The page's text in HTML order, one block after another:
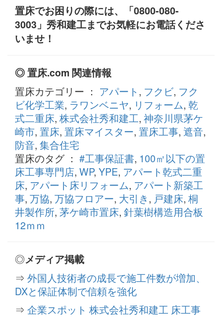
置床でお困りの際には、「0800-080-
3003」秀和建工までお気軽にお電話くださ
いませ！
◎ 置床.com 関連情報
置床カテゴリー ： アパート , フクビ, フク
ビ化学工業, ラワンベニヤ, リフォーム, 乾
式二重床, 株式会社秀和建工, 神奈川県茅ケ
崎市, 置床, 置床マイスター, 置床工事, 遮音,
防音, 集合住宅
置床のタグ ： #工事保証書, 100㎡以下の置
床工事専門店, WP, YPE, アパート乾式二重
床, アパート床リフォーム, アパート新築工
事, 万協, 万協フロアー, 大引き, 戸建床, 桐
井製作所, 茅ケ崎市置床, 針葉樹構造用合板
12ｍｍ
◎メディア掲載
⇒ 外国人技術者の成長で施工件数が増加、
DXと保証体制で信頼を強化
⇒ 企業スポット 株式会社秀和建工 床工事